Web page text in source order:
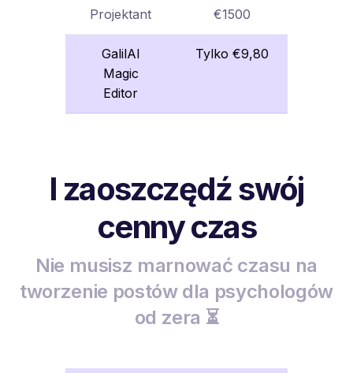
Projektant €1500
GalilAI
Magic
Editor
Tylko €9,80
I zaoszczędź swój
cenny czas
Nie musisz marnować czasu na
tworzenie postów dla psychologów
od zera ⏳